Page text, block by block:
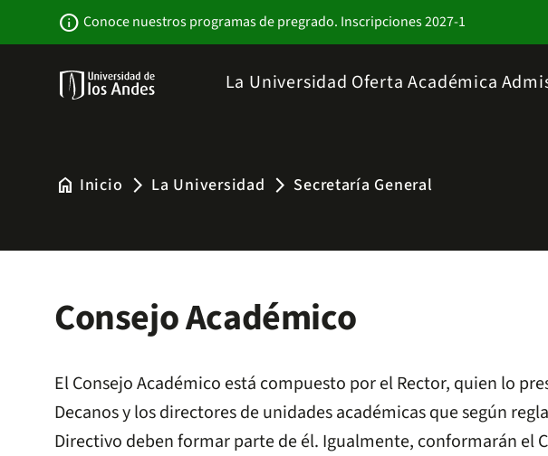
info Conoce nuestros programas de pregrado. Inscripciones 2027-1
La Universidad Oferta Académica
home Inicio arrow_forward_ios La Universidad arrow_forward_ios Secretaría General
Consejo Académico
El Consejo Académico está compuesto por el Rector, quien lo
Decanos y los directores de unidades académicas que según
Directivo deben formar parte de él. Igualmente, conformarán el